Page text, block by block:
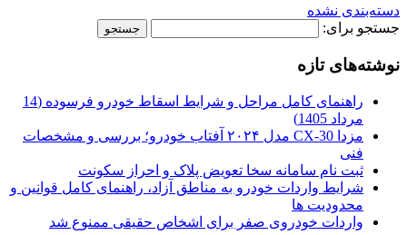
دسته‌بندی نشده
جستجو برای:
نوشته‌های تازه
راهنمای کامل مراحل و شرایط اسقاط خودرو فرسوده (14
مرداد 1405)
مزدا CX-30 مدل ۲۰۲۴ آفتاب خودرو؛ بررسی و مشخصات
فنی
ثبت نام سامانه سخا تعویض پلاک و احراز سکونت
شرایط واردات خودرو به مناطق آزاد، راهنمای کامل قوانین و
محدودیت ها
واردات خودروی صفر برای اشخاص حقیقی ممنوع شد